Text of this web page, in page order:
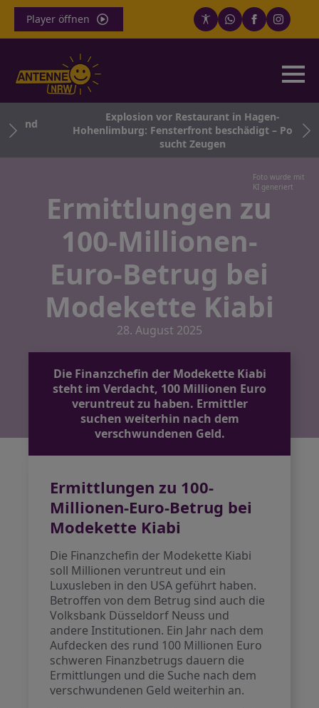
Player öffnen
Explosion vor Restaurant in Hagen-
Hohenlimburg: Fensterfront beschädigt – Polizei
sucht Zeugen
Foto wurde mit
KI generiert
Ermittlungen zu
100-Millionen-
Euro-Betrug bei
Modekette Kiabi
28. August 2025
Die Finanzchefin der Modekette Kiabi
steht im Verdacht, 100 Millionen Euro
veruntreut zu haben. Ermittler
suchen weiterhin nach dem
verschwundenen Geld.
Ermittlungen zu 100-
Millionen-Euro-Betrug bei
Modekette Kiabi
Die Finanzchefin der Modekette Kiabi
soll Millionen veruntreut und ein
Luxusleben in den USA geführt haben.
Betroffen von dem Betrug sind auch die
Volksbank Düsseldorf Neuss und
andere Institutionen. Ein Jahr nach dem
Aufdecken des rund 100 Millionen Euro
schweren Finanzbetrugs dauern die
Ermittlungen und die Suche nach dem
verschwundenen Geld weiterhin an.